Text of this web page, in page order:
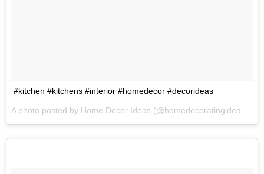
#kitchen #kitchens #interior #homedecor #decorideas